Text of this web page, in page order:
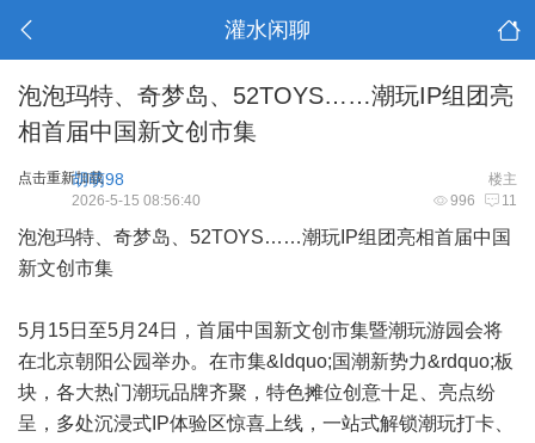
灌水闲聊
泡泡玛特、奇梦岛、52TOYS……潮玩IP组团亮
相首届中国新文创市集
点击重新加载 楼主
胡萌98
996 11
2026-5-15 08:56:40
泡泡玛特、奇梦岛、52TOYS……潮玩IP组团亮相首届中国
新文创市集
5月15日至5月24日，首届中国新文创市集暨潮玩游园会将
在北京朝阳公园举办。在市集&ldquo;国潮新势力&rdquo;板
块，各大热门潮玩品牌齐聚，特色摊位创意十足、亮点纷
呈，多处沉浸式IP体验区惊喜上线，一站式解锁潮玩打卡、